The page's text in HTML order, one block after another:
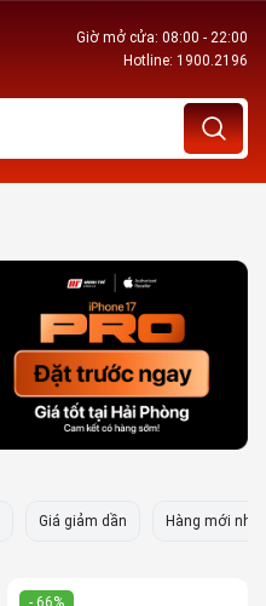
Giờ mở cửa: 08:00 - 22:00
Hotline: 1900.2196
Giá giảm dần Hàng mới nhất